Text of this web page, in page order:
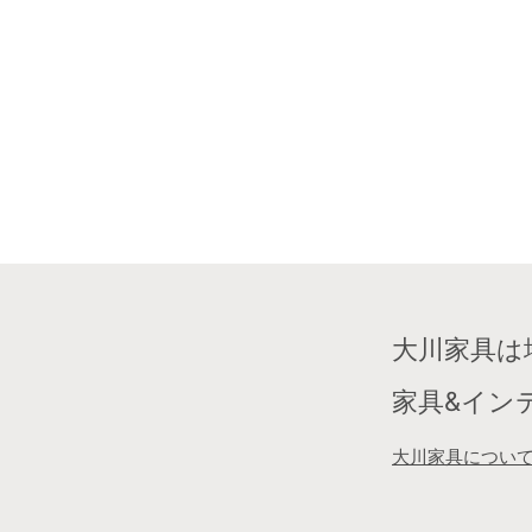
大川家具
家具&イン
大川家具につい